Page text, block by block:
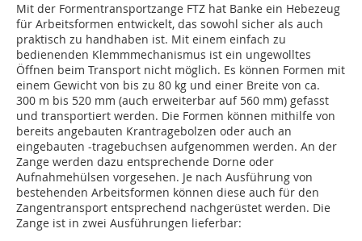
Mit der Formentransportzange FTZ hat Banke ein Hebezeug
für Arbeitsformen entwickelt, das sowohl sicher als auch
praktisch zu handhaben ist. Mit einem einfach zu
bedienenden Klemmmechanismus ist ein ungewolltes
Öffnen beim Transport nicht möglich. Es können Formen mit
einem Gewicht von bis zu 80 kg und einer Breite von ca.
300 m bis 520 mm (auch erweiterbar auf 560 mm) gefasst
und transportiert werden. Die Formen können mithilfe von
bereits angebauten Krantragebolzen oder auch an
eingebauten -tragebuchsen aufgenommen werden. An der
Zange werden dazu entsprechende Dorne oder
Aufnahmehülsen vorgesehen. Je nach Ausführung von
bestehenden Arbeitsformen können diese auch für den
Zangentransport entsprechend nachgerüstet werden. Die
Zange ist in zwei Ausführungen lieferbar: